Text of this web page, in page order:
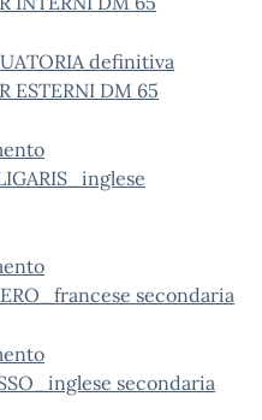
definitiva
ESTERNI DM 65
secondaria
secondaria